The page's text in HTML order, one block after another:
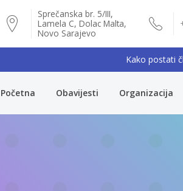
Sprečanska br. 5/III,
Lamela C, Dolac Malta,
Novo Sarajevo
Kako postati
Početna Obavijesti Organizacija